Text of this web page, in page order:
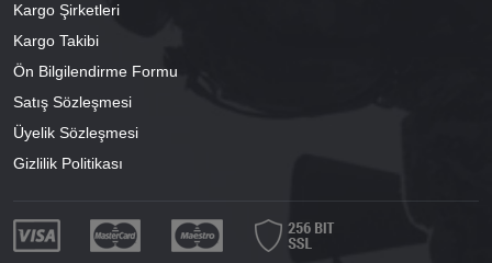
Kargo Şirketleri
Kargo Takibi
Ön Bilgilendirme Formu
Satış Sözleşmesi
Üyelik Sözleşmesi
Gizlilik Politikası